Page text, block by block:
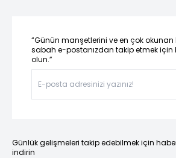
“Günün manşetlerini ve en çok okunan
sabah e-postanızdan takip etmek için
olun.”
Günlük gelişmeleri takip edebilmek için
indirin